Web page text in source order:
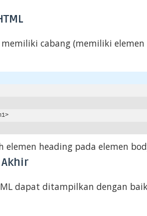
cabang (memiliki
>
elemen heading pada elemen
Akhir
dapat ditampilkan dengan